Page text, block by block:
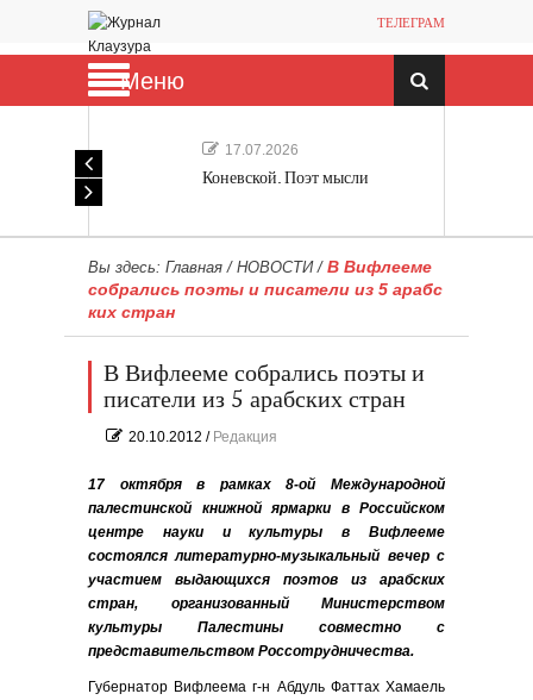
ТЕЛЕГРАМ
Меню
17.07.2026
Коневской. Поэт мысли
Вы здесь: Главная / НОВОСТИ/ В Вифлееме
собрались поэты и писатели из 5 арабс
ких стран
В Вифлееме собрались поэты и
писатели из 5 арабских стран
20.10.2012 / Редакция
17 октября в рамках 8-ой Международной
палестинской книжной ярмарки в Российском
центре науки и культуры в Вифлееме
состоялся литературно-музыкальный вечер с
участием выдающихся поэтов из арабских
стран, организованный Министерством
культуры Палестины совместно с
представительством Россотрудничества.
Губернатор Вифлеема г-н Абдуль Фаттах Хамаель